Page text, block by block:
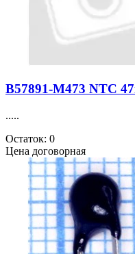
B57891-M473 NTC
.....
Остаток: 0
Цена договорная